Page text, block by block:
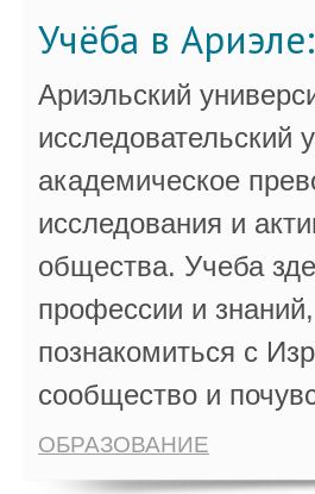
Учёба в
Ариэльский
исследовательский
академическое
исследования и
общества. Учеба
профессии и
познакомиться с
сообщество и
ОБРАЗОВАНИЕ